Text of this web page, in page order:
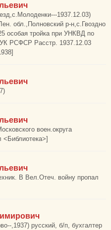
1937.12.03)
обл.,Полновский р-н,с.Гвоздно
особая тройка при УНКВД по
РСФСР Расстр. 1937.12.03
воен.округа
В Вел.Отеч. войну пропал
,1937) русский, б/п, бухгалтер